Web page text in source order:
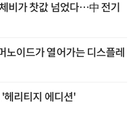
비가 찻값 넘었다…中 전기
노이드가 열어가는 디스플레
'헤리티지 에디션'